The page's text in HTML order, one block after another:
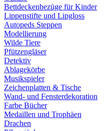
Bettdeckenbezüge für Kinder
Lippenstifte und Lipgloss
Autopeds Steppen
Modellierung
Wilde Tiere
Pfützengläser
Detektiv
Ablagekörbe
Musikspieler
Zeichenplatten & Tische
Wand- und Fensterdekoration
Farbe Bücher
Medaillen und Trophäen
Drachen